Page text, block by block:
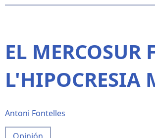
MAFIA
EL MERCOSUR
L'HIPOCRESIA
Antoni Fontelles